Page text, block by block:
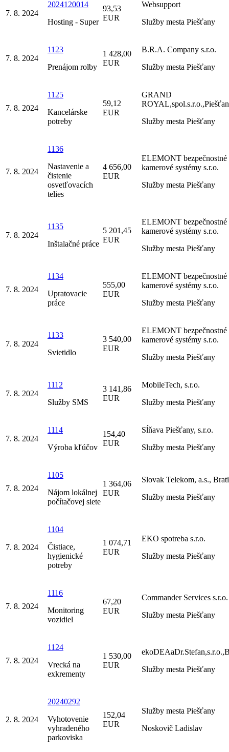
7. 8. 2024
2024120014
Hosting - Super
93,53
EUR
Websupport
Služby mesta Piešťany
7. 8. 2024
1123
Prenájom rolby
1 428,00
EUR
B.R.A. Company s.r.o.
Služby mesta Piešťany
7. 8. 2024
1125
Kancelárske
potreby
59,12
EUR
GRAND
Služby mesta Piešťany
7. 8. 2024
1136
Nastavenie a
čistenie
osvetľovacích
telies
4 656,00
EUR
ELEMONT bezpečnostné
kamerové systémy s.r.o.
Služby mesta Piešťany
7. 8. 2024
1135
Inštalačné práce
5 201,45
EUR
ELEMONT bezpečnostné
kamerové systémy s.r.o.
Služby mesta Piešťany
7. 8. 2024
1134
Upratovacie
práce
555,00
EUR
ELEMONT bezpečnostné
kamerové systémy s.r.o.
Služby mesta Piešťany
7. 8. 2024
1133
Svietidlo
3 540,00
EUR
ELEMONT bezpečnostné
kamerové systémy s.r.o.
Služby mesta Piešťany
7. 8. 2024
1112
Služby SMS
3 141,86
EUR
MobileTech, s.r.o.
Služby mesta Piešťany
7. 8. 2024
1114
Výroba kľúčov
154,40
EUR
Sĺňava Piešťany, s.r.o.
Služby mesta Piešťany
7. 8. 2024
1105
Nájom lokálnej
počítačovej siete
1 364,06
EUR
Slovak Telekom, a.s.,
Služby mesta Piešťany
7. 8. 2024
1104
Čistiace,
hygienické
potreby
1 074,71
EUR
EKO spotreba s.r.o.
Služby mesta Piešťany
7. 8. 2024
1116
Monitoring
vozidiel
67,20
EUR
Commander Services s.r.o.
Služby mesta Piešťany
7. 8. 2024
1124
Vrecká na
exkrementy
1 530,00
EUR
Služby mesta Piešťany
2. 8. 2024
20240292
Vyhotovenie
vyhradeného
parkoviska
152,04
EUR
Služby mesta Piešťany
Noskovič Ladislav